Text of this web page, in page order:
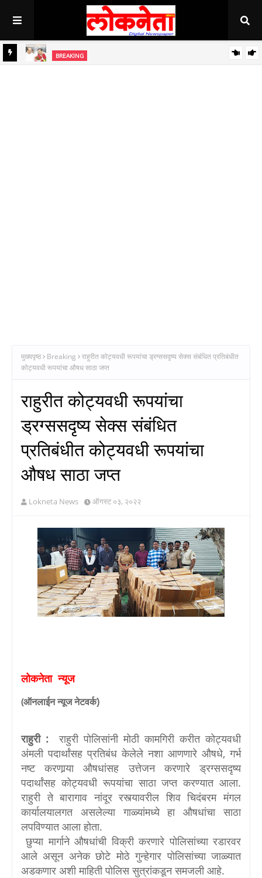
अहिल्यानगर राज्यात सर्वाधिक थंड..!
BREAKING
मुख्यपृष्ठ Breaking
राहुरीत कोट्यवधी रूपयांचा ड्रग्ससदृष्य सेक्स संबंधित प्रतिबंधीत
कोट्यवधी रूपयांचा औषध साठा जप्त
राहुरीत कोट्यवधी रूपयांचा
ड्रग्ससदृष्य सेक्स संबंधित
प्रतिबंधीत कोट्यवधी रूपयांचा
औषध साठा जप्त
Lokneta News ऑगस्ट ०३, २०२२
लोकनेता न्यूज
(ऑनलाईनन्यूजनेटवर्क)
राहुरी : राहुरी पोलिसांनी मोठी कामगिरी करीत कोट्यवधी
अंमली पदार्थांसह प्रतिबंध केलेले नशा आणणारे औषधे, गर्भ
नष्ट करणार्‍या औषधांसह उत्तेजन करणारे ड्रग्ससदृष्य
पदार्थांसह कोट्यवधी रूपयांचा साठा जप्त करण्यात आला.
राहुरी ते बारागाव नांदूर रस्त्यावरील शिव चिदंबरम मंगल
कार्यालयालगत असलेल्या गाळ्यांमध्ये हा औषधांचा साठा
लपविण्यात आला होता.
छुप्या मार्गाने औषधांची विक्री करणारे पोलिसांच्या रडारवर
आले असून अनेक छोटे मोठे गुन्हेगार पोलिसांच्या जाळ्यात
अडकणार अशी माहिती पोलिस सुत्रांकडून समजली आहे.